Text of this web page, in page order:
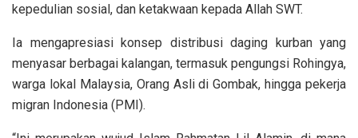
kepedulian sosial, dan ketakwaan kepada Allah SWT.
Ia mengapresiasi konsep distribusi daging kurban yang
menyasar berbagai kalangan, termasuk pengungsi Rohingya,
warga lokal Malaysia, Orang Asli di Gombak, hingga pekerja
migran Indonesia (PMI).